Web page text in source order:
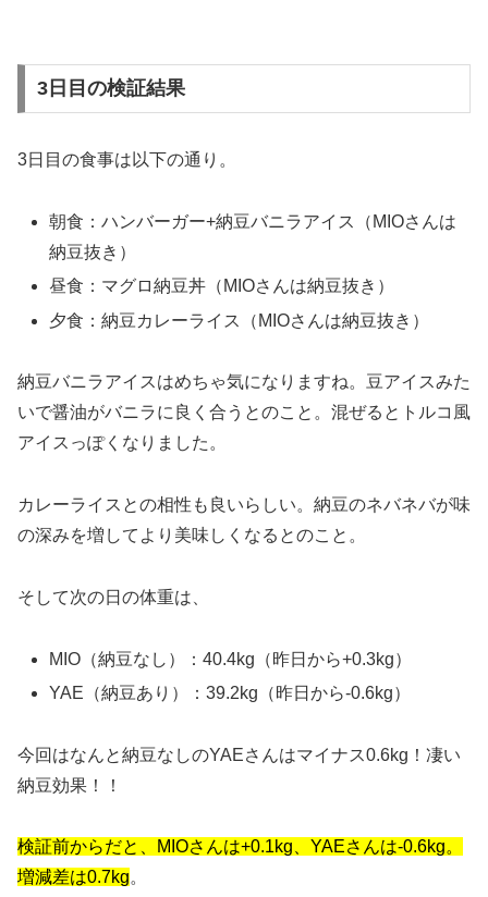
3日目の検証結果
3日目の食事は以下の通り。
朝食：ハンバーガー+納豆バニラアイス（MIOさんは
納豆抜き）
昼食：マグロ納豆丼（MIOさんは納豆抜き）
夕食：納豆カレーライス（MIOさんは納豆抜き）
納豆バニラアイスはめちゃ気になりますね。豆アイスみた
いで醤油がバニラに良く合うとのこと。混ぜるとトルコ風
アイスっぽくなりました。
カレーライスとの相性も良いらしい。納豆のネバネバが味
の深みを増してより美味しくなるとのこと。
そして次の日の体重は、
MIO（納豆なし）：40.4kg（昨日から+0.3kg）
YAE（納豆あり）：39.2kg（昨日から-0.6kg）
今回はなんと納豆なしのYAEさんはマイナス0.6kg！凄い
納豆効果！！
検証前からだと、MIOさんは+0.1kg、YAEさんは-0.6kg。
増減差は0.7kg。